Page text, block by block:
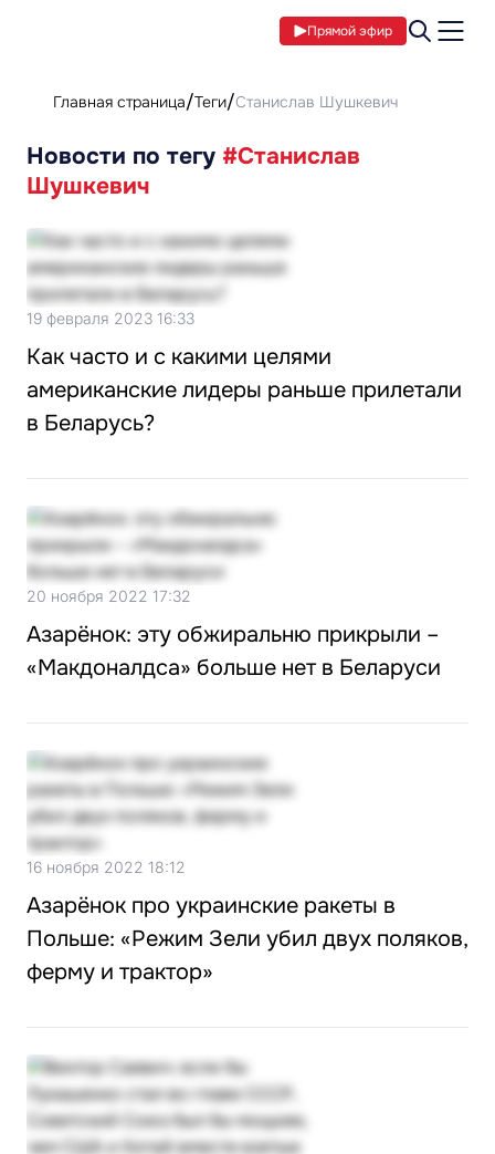
Прямой эфир
Главная страница Теги Станислав Шушкевич
Новости по тегу #Станислав
Шушкевич
19 февраля 2023 16:33
Как часто и с какими целями
американские лидеры раньше прилетали
в Беларусь?
20 ноября 2022 17:32
Азарёнок: эту обжиральню прикрыли –
«Макдоналдса» больше нет в Беларуси
16 ноября 2022 18:12
Азарёнок про украинские ракеты в
Польше: «Режим Зели убил двух поляков,
ферму и трактор»